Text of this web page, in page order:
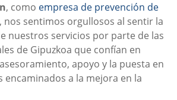
, como empresa de prevención de
, nos sentimos orgullosos al sentir la
nuestros servicios por parte de las
de Gipuzkoa que confían en
apoyo y la puesta en
encaminados a la mejora en la